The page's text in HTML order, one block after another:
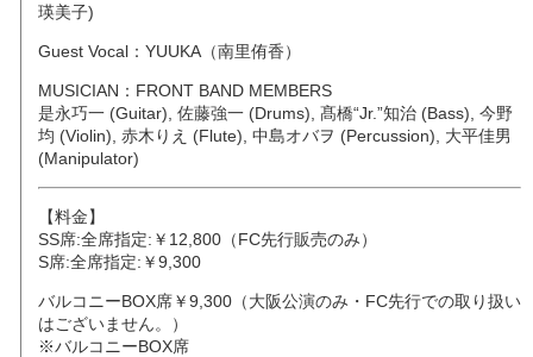
瑛美子)
Guest Vocal：YUUKA（南里侑香）
MUSICIAN：FRONT BAND MEMBERS
是永巧一 (Guitar), 佐藤強一 (Drums), 髙橋“Jr.”知治 (Bass), 今野
均 (Violin), 赤木りえ (Flute), 中島オバヲ (Percussion), 大平佳男
(Manipulator)
【料金】
SS席:全席指定:￥12,800（FC先行販売のみ）
S席:全席指定:￥9,300
バルコニーBOX席￥9,300（大阪公演のみ・FC先行での取り扱い
はございません。）
※バルコニーBOX席